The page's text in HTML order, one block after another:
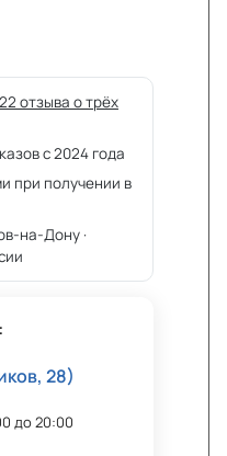
отзыва о трёх
с 2024 года
при получении в
на-Дону ·
28)
до 20:00